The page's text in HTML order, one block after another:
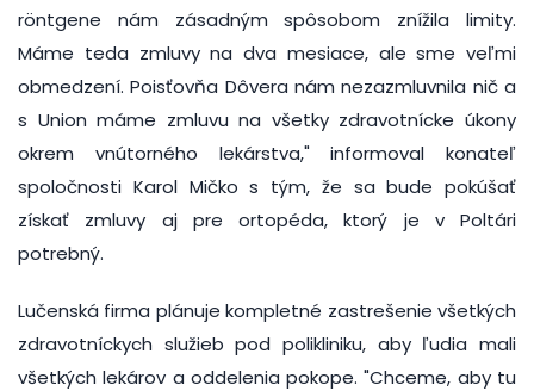
röntgene nám zásadným spôsobom znížila limity.
Máme teda zmluvy na dva mesiace, ale sme veľmi
obmedzení. Poisťovňa Dôvera nám nezazmluvnila nič a
s Union máme zmluvu na všetky zdravotnícke úkony
okrem vnútorného lekárstva," informoval konateľ
spoločnosti Karol Mičko s tým, že sa bude pokúšať
získať zmluvy aj pre ortopéda, ktorý je v Poltári
potrebný.
Lučenská firma plánuje kompletné zastrešenie všetkých
zdravotníckych služieb pod polikliniku, aby ľudia mali
všetkých lekárov a oddelenia pokope. "Chceme, aby tu